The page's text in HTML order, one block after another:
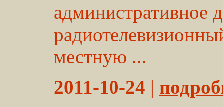
административное
местную ...
2011-10-24 |